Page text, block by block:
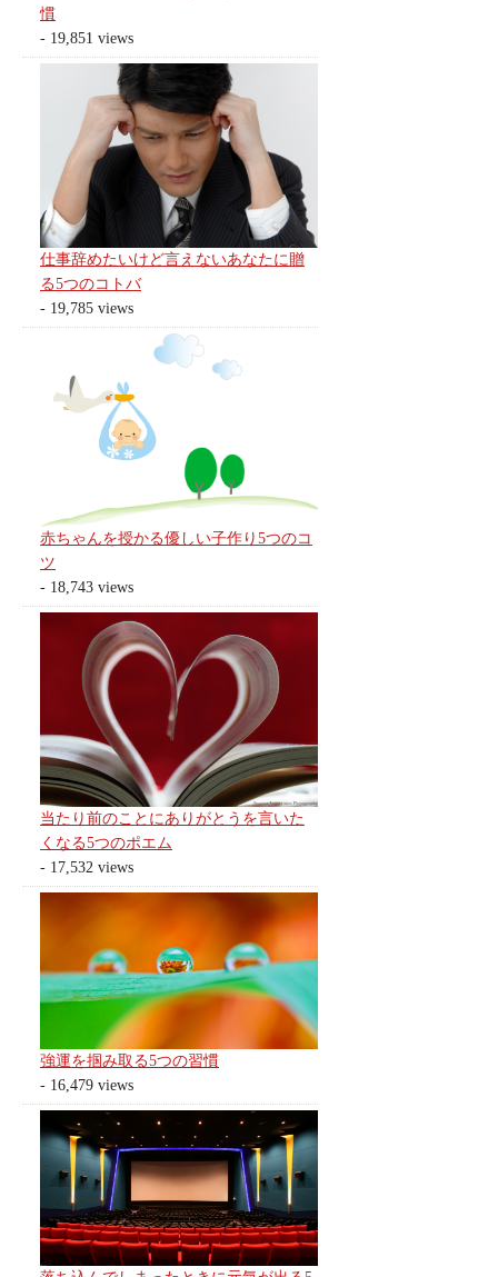
慣
- 19,851 views
仕事辞めたいけど言えないあなたに贈
る5つのコトバ
- 19,785 views
赤ちゃんを授かる優しい子作り5つのコ
ツ
- 18,743 views
当たり前のことにありがとうを言いた
くなる5つのポエム
- 17,532 views
強運を掴み取る5つの習慣
- 16,479 views